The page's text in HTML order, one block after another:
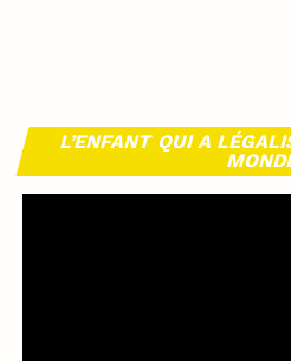
L’ENFANT QUI A